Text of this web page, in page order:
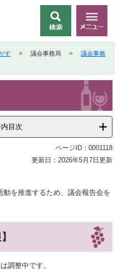
索
メ
ニ
ー
す > 議会事務局 >
議会事務
目次
ページID：0001118
更新日：2026年5月7日更新
を推進するため、議会報告会を
調整中です。